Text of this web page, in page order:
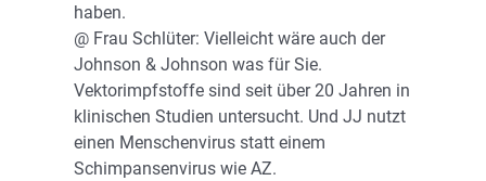
haben.
@ Frau Schlüter: Vielleicht wäre auch der
Johnson & Johnson was für Sie.
Vektorimpfstoffe sind seit über 20 Jahren in
klinischen Studien untersucht. Und JJ nutzt
einen Menschenvirus statt einem
Schimpansenvirus wie AZ.